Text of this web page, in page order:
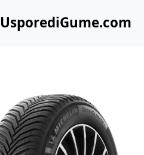
UsporediGume.com